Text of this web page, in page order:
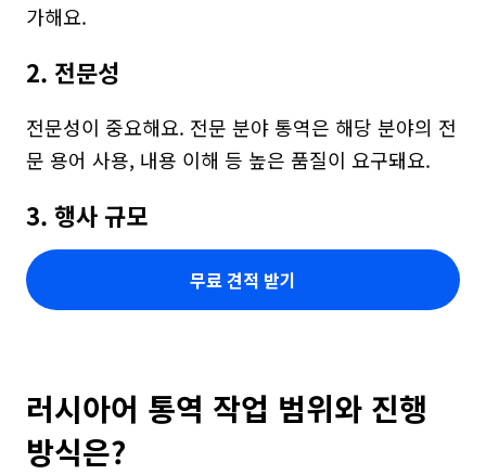
가해요.
2. 전문성
전문성이 중요해요. 전문 분야 통역은 해당 분야의 전
문 용어 사용, 내용 이해 등 높은 품질이 요구돼요.
3. 행사 규모
무료 견적 받기
러시아어 통역 작업 범위와 진행
방식은?